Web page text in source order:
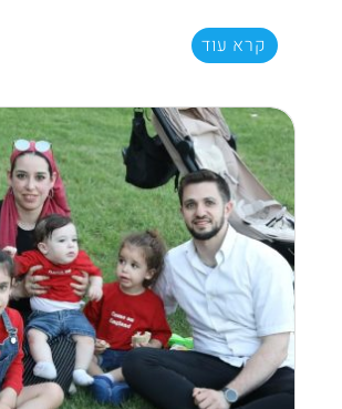
קרא עוד